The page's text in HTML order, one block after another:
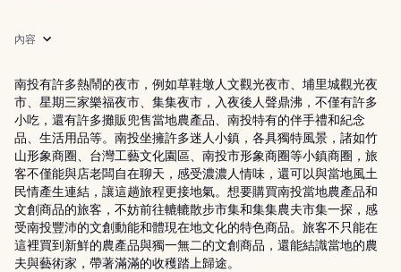
內容
南投有許多熱鬧的夜市，例如草鞋墩人文觀光夜市、埔里城觀光夜
市、星期三家樂福夜市、集集夜市，入夜後人聲鼎沸，不僅有許多
小吃，還有許多攤販兜售當地農產品、南投特有的伴手禮和紀念
品、生活用品等。南投坐擁許多迷人小鎮，各具獨特風景，諸如竹
山形象商圈、台灣工藝文化園區、南投市形象商圈等小鎮商圈，旅
客不僅能與店老闆自在聊天，感受濃濃人情味，還可以與當地風土
民情產生連結，讓這趟旅程更接地氣。想要購買南投當地農產品和
文創商品的旅客，不妨前往轆轆散步市集和集集農夫市集一探，感
受南投豐沛的文創動能和體現在地文化的特色商品。旅客不只能在
這裡買到新鮮的農產品與獨一無二的文創商品，還能結識當地的農
夫與藝術家，帶著滿滿的收穫踏上歸途。